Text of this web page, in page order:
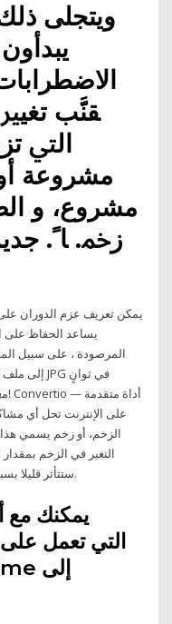
ﻭﻳﺘﺠﻠﻰ
ﻘﻨﱠﺐ
ﺍﻟﱵ
ﻣﺸﺮﻭﻋﺔ
ﻣﺸﺮﻭﻉ، ﻭ
ﺯﲬ. ﺎﹰ.
يمكن تعريف عزم الدوران على
يساعد الحفاظ على
المرصودة ، على سبيل
الزخم، أو زخم يسمي هذا
التغير في الزخم
ستتأثر قليلا بسبب التصادم بينما الآخر سيطرأ عليه تغير كبير.
يمكنك مع